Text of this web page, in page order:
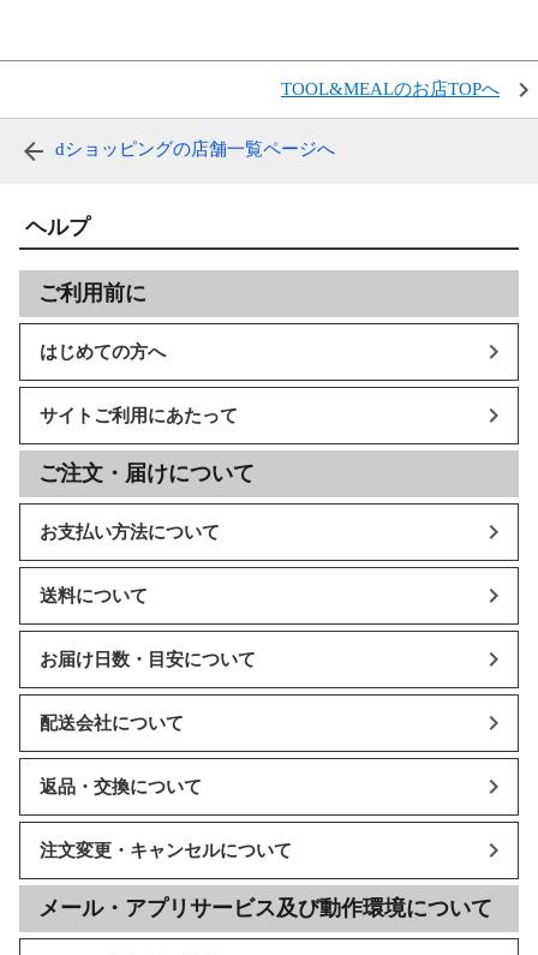
TOOL&MEALのお店TOPへ
dショッピングの店舗一覧ページへ
ヘルプ
ご利用前に
はじめての方へ
サイトご利用にあたって
ご注文・届けについて
お支払い方法について
送料について
お届け日数・目安について
配送会社について
返品・交換について
注文変更・キャンセルについて
メール・アプリサービス及び動作環境について